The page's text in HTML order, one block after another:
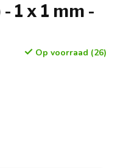
1 x 1 mm -
Op voorraad (26)